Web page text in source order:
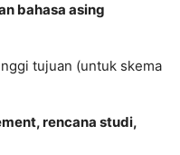
bahasa asing
tujuan (untuk skema
rencana studi,